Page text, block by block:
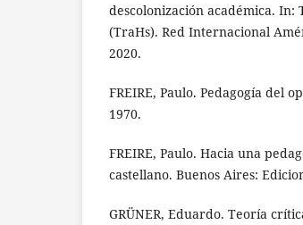
descolonización académica.
(TraHs). Red Internacional
2020.
FREIRE, Paulo. Pedagogía del
1970.
FREIRE, Paulo. Hacia una
castellano. Buenos Aires:
GRÜNER, Eduardo. Teoría